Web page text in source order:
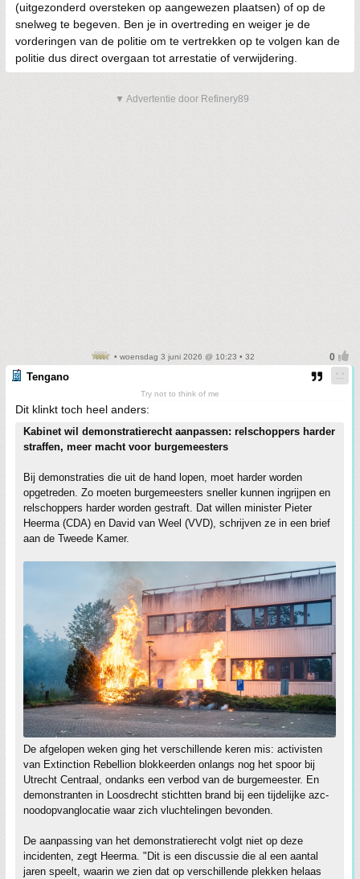
(uitgezonderd oversteken op aangewezen plaatsen) of op de
snelweg te begeven. Ben je in overtreding en weiger je de
vorderingen van de politie om te vertrekken op te volgen kan de
politie dus direct overgaan tot arrestatie of verwijdering.
▼ Advertentie door Refinery89
• woensdag 3 juni 2026 @ 10:23 • 32
Tengano
Try not to think of me
Dit klinkt toch heel anders:
Kabinet wil demonstratierecht aanpassen: relschoppers harder
straffen, meer macht voor burgemeesters
Bij demonstraties die uit de hand lopen, moet harder worden
opgetreden. Zo moeten burgemeesters sneller kunnen ingrijpen en
relschoppers harder worden gestraft. Dat willen minister Pieter
Heerma (CDA) en David van Weel (VVD), schrijven ze in een brief
aan de Tweede Kamer.
De afgelopen weken ging het verschillende keren mis: activisten
van Extinction Rebellion blokkeerden onlangs nog het spoor bij
Utrecht Centraal, ondanks een verbod van de burgemeester. En
demonstranten in Loosdrecht stichtten brand bij een tijdelijke azc-
noodopvanglocatie waar zich vluchtelingen bevonden.
De aanpassing van het demonstratierecht volgt niet op deze
incidenten, zegt Heerma. "Dit is een discussie die al een aantal
jaren speelt, waarin we zien dat op verschillende plekken helaas